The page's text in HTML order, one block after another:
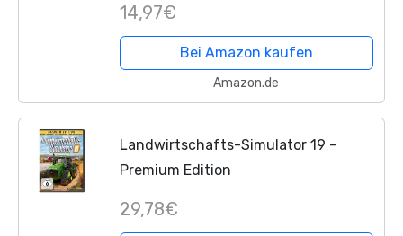
14,97€
Bei Amazon kaufen
Amazon.de
Landwirtschafts-Simulator 19 -
Premium Edition
29,78€